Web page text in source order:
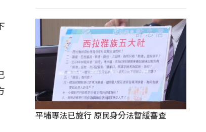
平埔專法已施行 原民身分法暫緩審查